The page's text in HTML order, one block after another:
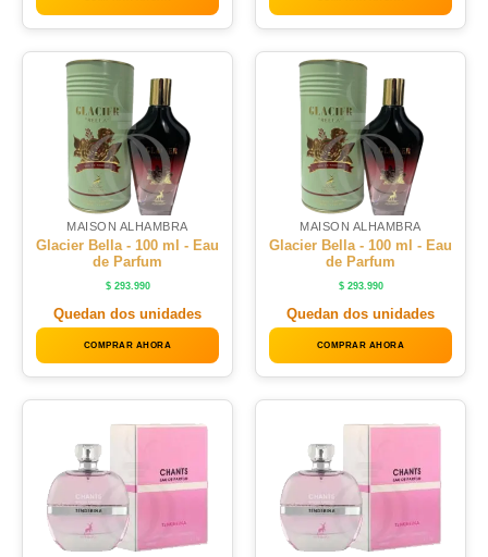
MAISON ALHAMBRA
Glacier Bella - 100 ml - Eau
de Parfum
$293.990
Quedan dos unidades
COMPRAR AHORA
MAISON ALHAMBRA
Glacier Bella - 100 ml - Eau
de Parfum
$293.990
Quedan dos unidades
COMPRAR AHORA